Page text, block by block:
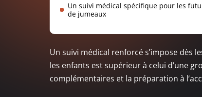
Un suivi médical spécifique pour les
de jumeaux
Un suivi médical renforcé s’impose dès
les enfants est supérieur à celui d’une
complémentaires et la préparation à